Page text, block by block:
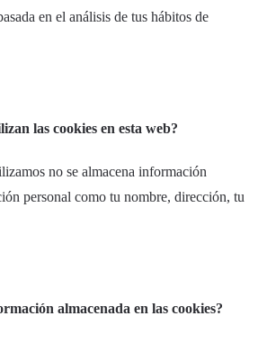
en el análisis de tus hábitos de
las cookies en esta web?
no se almacena información
personal como tu nombre, dirección, tu
almacenada en las cookies?